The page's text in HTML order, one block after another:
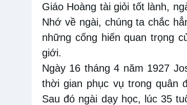
Giáo Hoàng tài giỏi tốt lành,
Nhớ về ngài, chúng ta chắc
những cống hiến quan trọng
giới.
Ngày 16 tháng 4 năm 1927
thời gian phục vụ trong quân
Sau đó ngài dạy học, lúc 35